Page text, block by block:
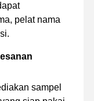
pelat nama
sampel